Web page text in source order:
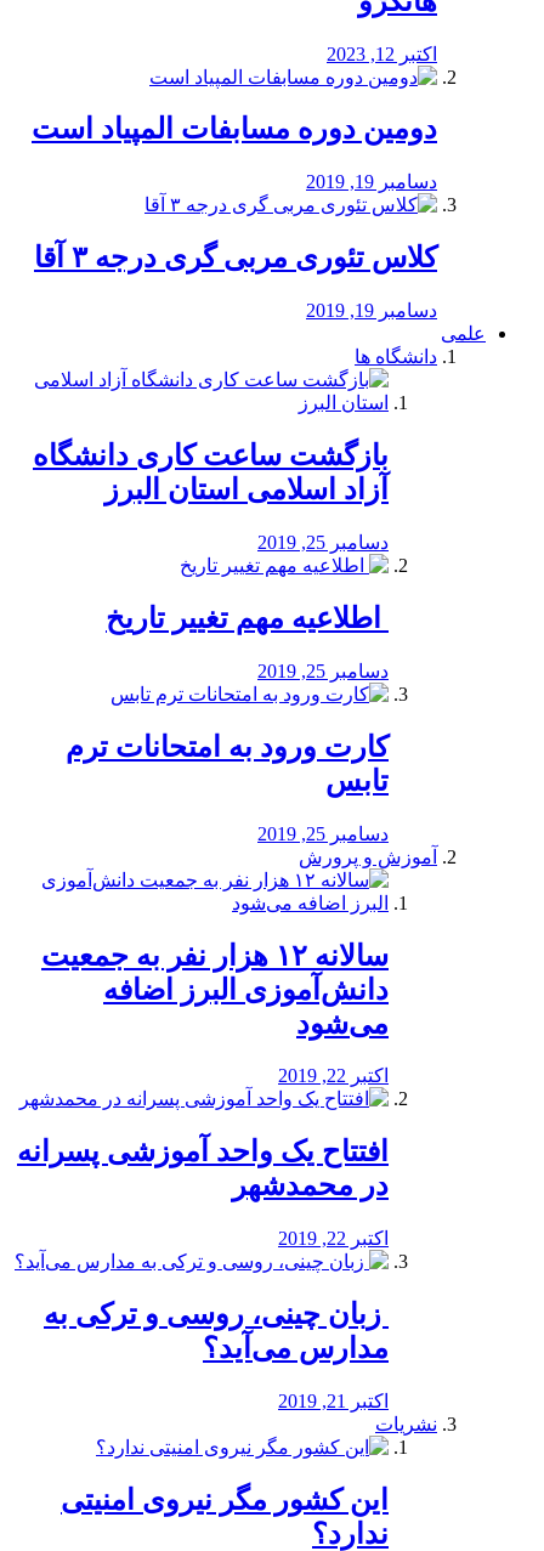
اکتبر 12, 2023
دومین دوره مسابفات المپیاد است
دسامبر 19, 2019
کلاس تئوری مربی گری درجه ۳ آقا
دسامبر 19, 2019
علمی
دانشگاه ها
بازگشت ساعت کاری دانشگاه
آزاد اسلامی استان البرز
دسامبر 25, 2019
️ اطلاعیه مهم تغییر تاریخ
دسامبر 25, 2019
کارت ورود به امتحانات ترم
تابس
دسامبر 25, 2019
آموزش و پرورش
️سالانه ۱۲ هزار نفر به جمعیت
دانش‌آموزی البرز اضافه
می‌شود
اکتبر 22, 2019
افتتاح یک واحد آموزشی پسرانه
در محمدشهر
اکتبر 22, 2019
️ زبان چینی، روسی و ترکی به
مدارس می‌آید؟
اکتبر 21, 2019
نشریات
این کشور مگر نیروی امنیتی
ندارد؟